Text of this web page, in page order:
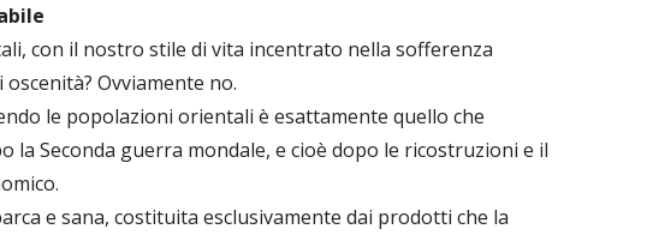
con il nostro stile di vita incentrato nella sofferenza
Ovviamente no.
le popolazioni orientali è esattamente quello che
la Seconda guerra mondale, e cioè dopo le ricostruzioni e il
e sana, costituita esclusivamente dai prodotti che la